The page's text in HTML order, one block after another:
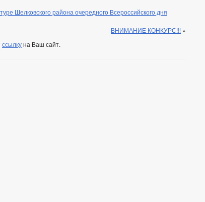
Шелковского района очередного Всероссийского дня
ВНИМАНИЕ КОНКУРС!!! »
ссылкуна Ваш сайт.